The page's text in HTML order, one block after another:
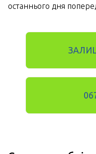
останнього дня